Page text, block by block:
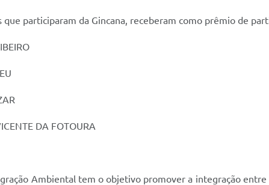
que participaram da Gincana, receberam como prêmio de
DA FOTOURA
Ambiental tem o objetivo promover a integração